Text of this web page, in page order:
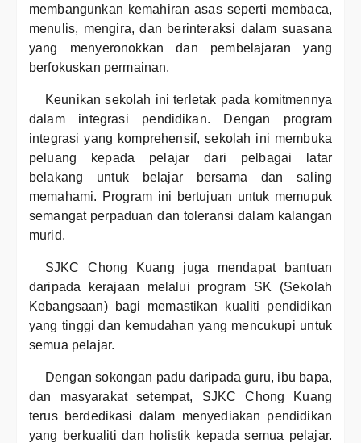
membangunkan kemahiran asas seperti membaca,
menulis, mengira, dan berinteraksi dalam suasana
yang menyeronokkan dan pembelajaran yang
berfokuskan permainan.
Keunikan sekolah ini terletak pada komitmennya
dalam integrasi pendidikan. Dengan program
integrasi yang komprehensif, sekolah ini membuka
peluang kepada pelajar dari pelbagai latar
belakang untuk belajar bersama dan saling
memahami. Program ini bertujuan untuk memupuk
semangat perpaduan dan toleransi dalam kalangan
murid.
SJKC Chong Kuang juga mendapat bantuan
daripada kerajaan melalui program SK (Sekolah
Kebangsaan) bagi memastikan kualiti pendidikan
yang tinggi dan kemudahan yang mencukupi untuk
semua pelajar.
Dengan sokongan padu daripada guru, ibu bapa,
dan masyarakat setempat, SJKC Chong Kuang
terus berdedikasi dalam menyediakan pendidikan
yang berkualiti dan holistik kepada semua pelajar.